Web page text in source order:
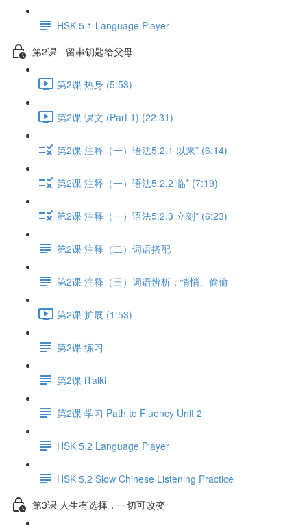
HSK 5.1 Language Player
第2课 - 留串钥匙给父母
第2课 热身 (5:53)
第2课 课文 (Part 1) (22:31)
第2课 注释（一）语法5.2.1 以来* (6:14)
第2课 注释（一）语法5.2.2 临* (7:19)
第2课 注释（一）语法5.2.3 立刻* (6:23)
第2课 注释（二）词语搭配
第2课 注释（三）词语辨析：悄悄、偷偷
第2课 扩展 (1:53)
第2课 练习
第2课 iTalki
第2课 学习 Path to Fluency Unit 2
HSK 5.2 Language Player
HSK 5.2 Slow Chinese Listening Practice
第3课 人生有选择，一切可改变